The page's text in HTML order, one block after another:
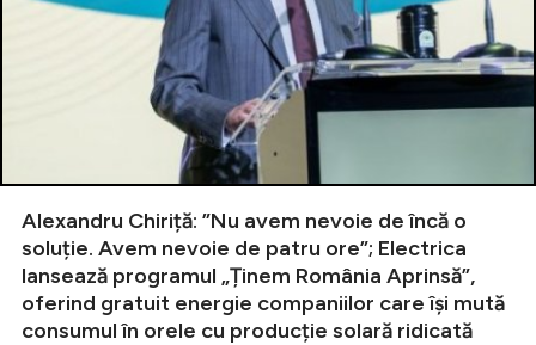
Alexandru Chiriță: ”Nu avem nevoie de încă o
soluție. Avem nevoie de patru ore”; Electrica
lansează programul „Ținem România Aprinsă”,
oferind gratuit energie companiilor care își mută
consumul în orele cu producție solară ridicată